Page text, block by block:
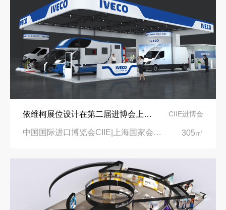
依维柯展位设计在第二届进博会上吸引万千瞩目 CIIE进博会
中国国际进口博览会CIIE|上海国家会展中心 305㎡